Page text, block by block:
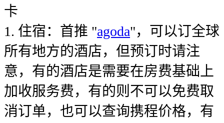
卡
1. 住宿：首推 "agoda"，可以订全球
所有地方的酒店，但预订时请注
意，有的酒店是需要在房费基础上
加收服务费，有的则不可以免费取
消订单，也可以查询携程价格，有